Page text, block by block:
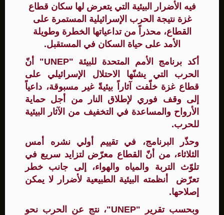
فيه الأضرار البيئية التي يتعرض لها سكان قطاع
غزة نتيجة الحرب الإسرائيلية المستمرة على
القطاع، محذراً من تداعياتها الخطرة وطويلة
الأمد على حياة السكان في المستقبل.
أكد برنامج الأمم المتحدة للبيئة "UNEP" أنّ
الحرب التي يشنّها الاحتلال الإسرائيلي على
قطاع غزة خلّفت آثاراً بيئيةً غير مسبوقة، داعياً
إلى وقف فوري لإطلاق النار من أجل حماية
الأرواح والمساعدة في التخفيف من الآثار البيئية
للحرب.
وحذّر البرنامج، في تقييم أولي نشره أمس
الثلاثاء، من أنّ القطاع معرّض لتزايد سريع في
تلوّث التربة والمياه والهواء، إلى جانب خطر
تعرّض أنظمته البيئية الطبيعية لأضرار لا يمكن
إصلاحها.
وبحسب تقرير "UNEP"، نتج عن الحرب نحو